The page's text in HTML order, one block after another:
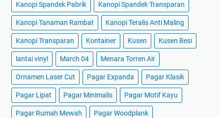
Kanopi Spandek Pabrik Kanopi Spandek Transparan
Kanopi Tanaman Rambat Kanopi Teralis Anti Maling
Kanopi Transparan Kontainer Kusen Kusen Besi
lantai vinyl March 04 Menara Torren Air
Ornamen Laser Cut Pagar Expanda Pagar Klasik
Pagar Lipat Pagar Minimalis Pagar Motif Kayu
Pagar Rumah Mewah Pagar Woodplank